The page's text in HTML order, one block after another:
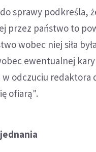
sprawy podkreśla,
przez państwo to
wobec niej siła
ewentualnej
odczuciu redaktora
ofiarą".